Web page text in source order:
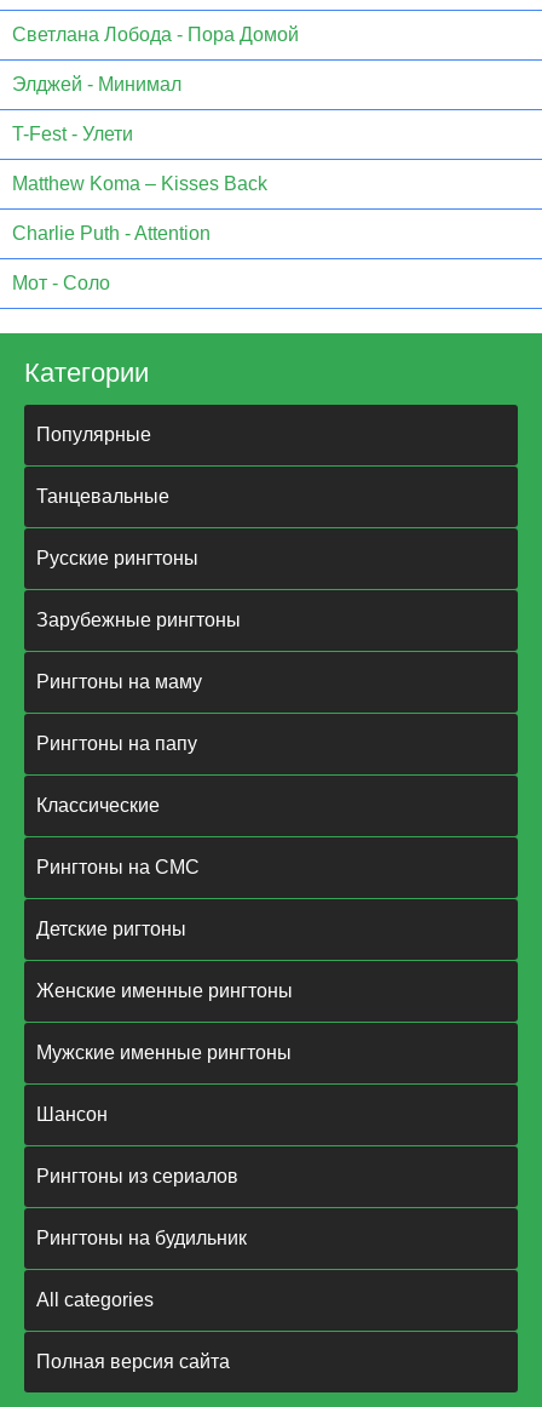
Светлана Лобода - Пора Домой
Элджей - Минимал
T-Fest - Улети
Matthew Koma – Kisses Back
Charlie Puth - Attention
Мот - Соло
Категории
Популярные
Танцевальные
Русские рингтоны
Зарубежные рингтоны
Рингтоны на маму
Рингтоны на папу
Классические
Рингтоны на СМС
Детские ригтоны
Женские именные рингтоны
Мужские именные рингтоны
Шансон
Рингтоны из сериалов
Рингтоны на будильник
All categories
Полная версия сайта